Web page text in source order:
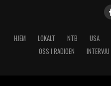
HJEM LOKALT NTB USA
OSS I RADIOEN
INTERVJU